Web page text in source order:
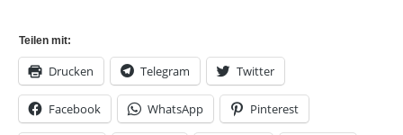
Teilen mit:
Drucken Telegram Twitter
Facebook WhatsApp Pinterest